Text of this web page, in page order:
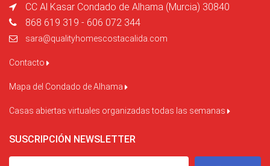
CC Al Kasar Condado de Alhama (Murcia) 30840
868 619 319 - 606 072 344
sara@qualityhomescostacalida.com
Contacto
Mapa del Condado de Alhama
Casas abiertas virtuales organizadas todas las semanas
SUSCRIPCIÓN NEWSLETTER